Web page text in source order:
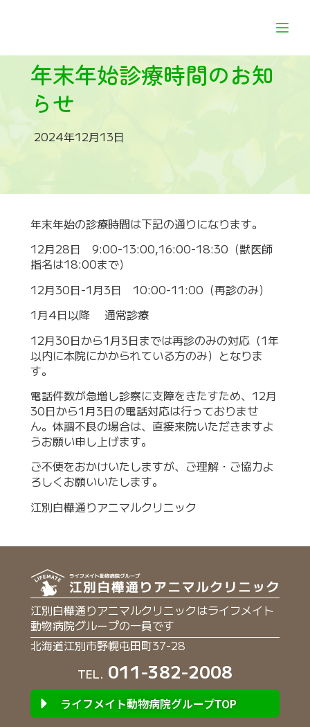
年末年始診療時間のお知
らせ
2024年12月13日
年末年始の診療時間は下記の通りになります。
12月28日 9:00-13:00,16:00-18:30（獣医師
指名は18:00まで）
12月30日-1月3日 10:00-11:00（再診のみ）
1月4日以降 通常診療
12月30日から1月3日までは再診のみの対応（1年
以内に本院にかかられている方のみ）となりま
す。
電話件数が急増し診察に支障をきたすため、12月
30日から1月3日の電話対応は行っておりませ
ん。体調不良の場合は、直接来院いただきますよ
うお願い申し上げます。
ご不便をおかけいたしますが、ご理解・ご協力よ
ろしくお願いいたします。
江別白樺通りアニマルクリニック
江別白樺通りアニマルクリニックはライフメイト
動物病院グループの一員です
北海道江別市野幌屯田町37-28
TEL. 011-382-2008
ライフメイト動物病院グループTOP